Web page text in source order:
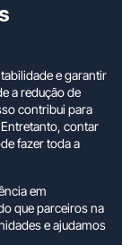
e garantir
a redução de
contribui para
contar
fazer toda a
em
que parceiros na
e ajudamos